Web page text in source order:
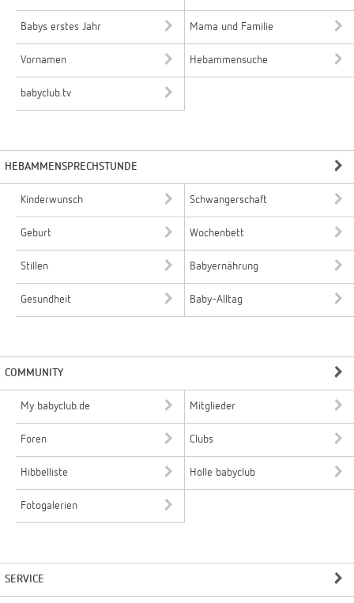
Babys erstes Jahr Mama und Familie
Vornamen Hebammensuche
babyclub.tv
HEBAMMENSPRECHSTUNDE
Kinderwunsch Schwangerschaft
Geburt Wochenbett
Stillen Babyernährung
Gesundheit Baby-Alltag
COMMUNITY
My babyclub.de Mitglieder
Foren Clubs
Hibbelliste Holle babyclub
Fotogalerien
SERVICE